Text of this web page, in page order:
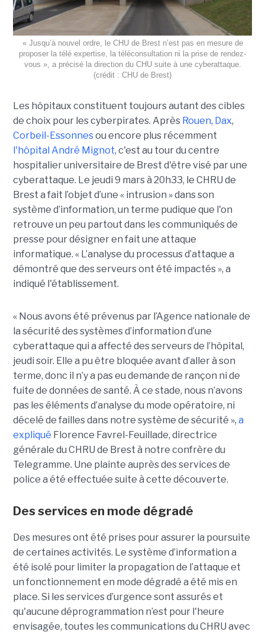
« Jusqu’à nouvel ordre, le CHU de Brest n’est pas en mesure de
proposer la télé expertise, la téléconsultation ni la prise de rendez-
vous », a précisé la direction du CHU suite à une cyberattaque.
(crédit : CHU de Brest)
Les hôpitaux constituent toujours autant des cibles
de choix pour les cyberpirates. Après Rouen, Dax,
Corbeil-Essonnesou encore plus récemment
l'hôpital André Mignot, c'est au tour du centre
hospitalier universitaire de Brest d'être visé par une
cyberattaque. Le jeudi 9 mars à 20h33, le CHRU de
Brest a fait l’objet d’une « intrusion » dans son
système d’information, un terme pudique que l'on
retrouve un peu partout dans les communiqués de
presse pour désigner en fait une attaque
informatique. « L’analyse du processus d’attaque a
démontré que des serveurs ont été impactés », a
indiqué l'établissement.
« Nous avons été prévenus par l’Agence nationale de
la sécurité des systèmes d’information d’une
cyberattaque qui a affecté des serveurs de l’hôpital,
jeudi soir. Elle a pu être bloquée avant d’aller à son
terme, donc il n’y a pas eu demande de rançon ni de
fuite de données de santé. À ce stade, nous n’avons
pas les éléments d’analyse du mode opératoire, ni
décelé de failles dans notre système de sécurité », a
expliqué Florence Favrel-Feuillade, directrice
générale du CHRU de Brest à notre confrère du
Telegramme. Une plainte auprès des services de
police a été effectuée suite à cette découverte.
Des services en mode dégradé
Des mesures ont été prises pour assurer la poursuite
de certaines activités. Le système d’information a
été isolé pour limiter la propagation de l’attaque et
un fonctionnement en mode dégradé a été mis en
place. Si les services d’urgence sont assurés et
qu'aucune déprogrammation n’est pour l'heure
envisagée, toutes les communications du CHRU avec